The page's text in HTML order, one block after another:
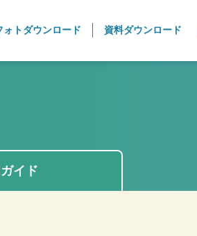
ォトダウンロード 資料ダウンロード
イド